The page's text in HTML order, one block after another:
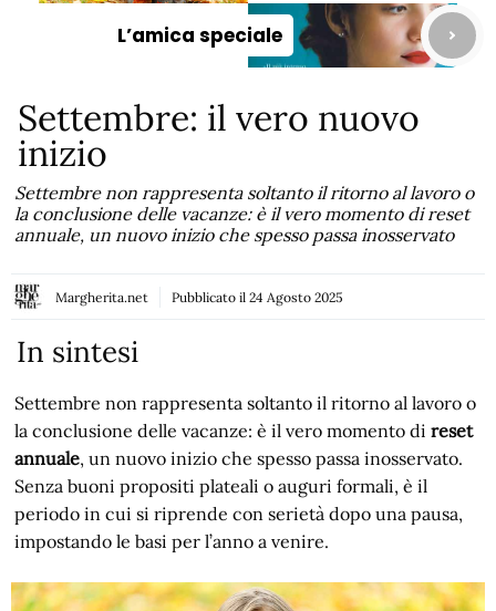
L’amica speciale
Settembre: il vero nuovo
inizio
Settembre non rappresenta soltanto il ritorno al lavoro o
la conclusione delle vacanze: è il vero momento di reset
annuale, un nuovo inizio che spesso passa inosservato
Margherita.net Pubblicato il 24 Agosto 2025
In sintesi
Settembre non rappresenta soltanto il ritorno al lavoro o
la conclusione delle vacanze: è il vero momento direset
annuale, un nuovo inizio che spesso passa inosservato.
Senza buoni propositi plateali o auguri formali, è il
periodo in cui si riprende con serietà dopo una pausa,
impostando le basi per l’anno a venire.